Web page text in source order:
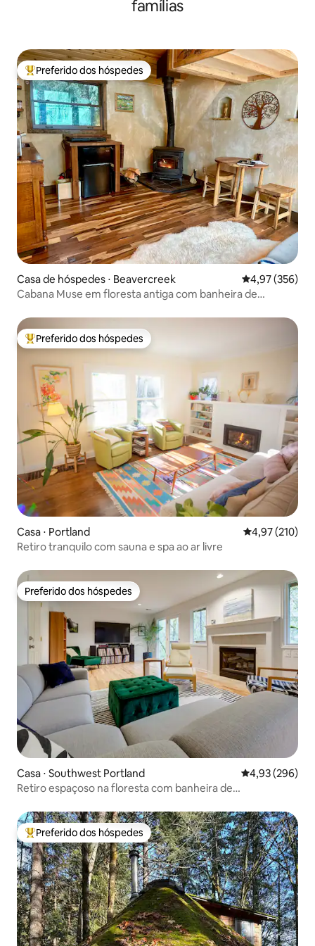
famílias
Entre os melhores preferidos dos hóspedes
Preferido dos hóspedes
Casa de hóspedes ⋅ Beavercreek 4,97 de uma
4,97 (356)
Cabana Muse em floresta antiga com banheira de
Entre os melhores preferidos dos hóspedes
Preferido dos hóspedes
Casa ⋅ Portland 4,97 de uma
4,97 (210)
Retiro tranquilo com sauna e spa ao ar livre
Preferido dos hóspedes
Preferido dos hóspedes
Casa ⋅ Southwest Portland 4,93 de uma
4,93 (296)
Retiro espaçoso na floresta com banheira de
Entre os melhores preferidos dos hóspedes
Preferido dos hóspedes